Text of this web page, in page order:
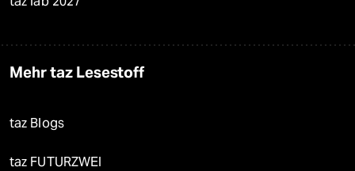
Mehr taz Lesestoff
taz Blogs
taz FUTURZWEI